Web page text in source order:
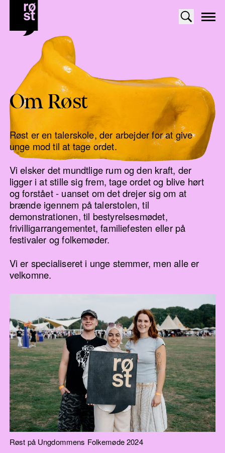
Om Røst
Røst er en talerskole, der arbejder for at give
unge mod til at tage ordet.
Vi elsker det mundtlige rum og den kraft, der
ligger i at stille sig frem, tage ordet og blive hørt
og forstået - uanset om det drejer sig om at
brænde igennem på talerstolen, til
demonstrationen, til bestyrelsesmødet,
frivilligarrangementet, familiefesten eller på
festivaler og folkemøder.
Vi er specialiseret i unge stemmer, men alle er
velkomne.
Røst på Ungdommens Folkemøde 2024